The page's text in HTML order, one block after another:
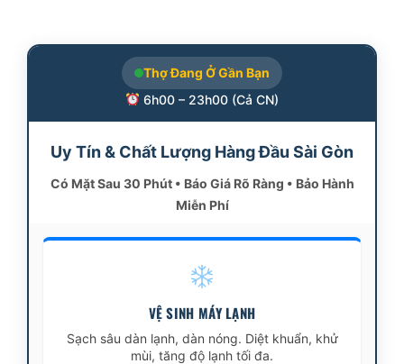
Thợ Đang Ở Gần Bạn
6h00 – 23h00 (Cả CN)
Uy Tín & Chất Lượng Hàng Đầu Sài Gòn
Có Mặt Sau 30 Phút • Báo Giá Rõ Ràng • Bảo Hành
Miễn Phí
VỆ SINH MÁY LẠNH
Sạch sâu dàn lạnh, dàn nóng. Diệt khuẩn, khử
mùi, tăng độ lạnh tối đa.